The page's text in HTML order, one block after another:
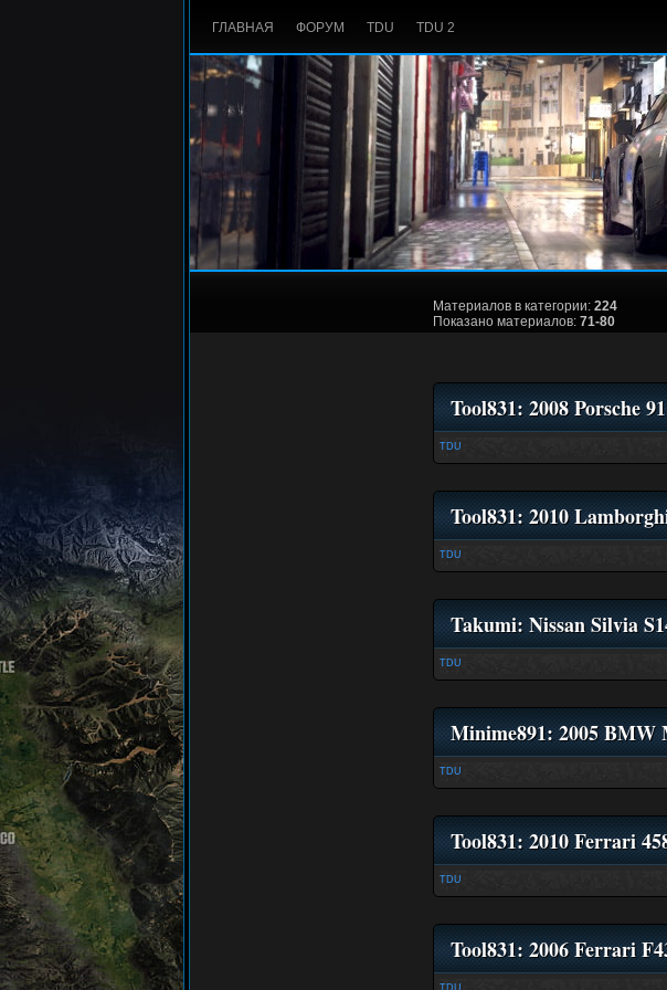
ГЛАВНАЯ ФОРУМ TDU TDU 2
Материалов в категории: 224
Показано материалов: 71-80
Tool831: 2008 Porsche
TDU
Tool831: 2010
TDU
Takumi: Nissan Silvia
TDU
Minime891: 2005 BMW
TDU
Tool831: 2010 Ferrari
TDU
Tool831: 2006 Ferrari
TDU